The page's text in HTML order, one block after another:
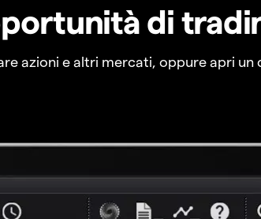
di
azioni e altri mercati, oppure apri un